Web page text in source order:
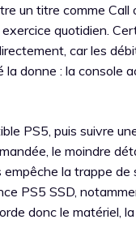
un titre comme
quotidien.
car les
donne : la console
PS5, puis suivre
le moindre
la trappe
PS5 SSD,
donc le matériel,